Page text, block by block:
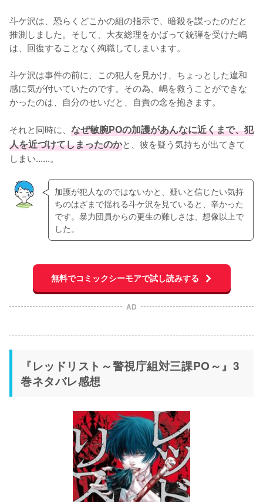
斗ケ沢は、恐らくどこかの組の指示で、暗殺を謀ったのだと
推測しました。そして、大友総理をかばって銃弾を受けた嶋
は、回復することなく殉職してしまいます。
斗ケ沢は事件の前に、この犯人を見かけ、ちょっとした違和
感に気が付いていたのです。その為、嶋を救うことができな
かったのは、自分のせいだと、自責の念を抱きます。
それと同時に、 なぜ敏腕POの加護があんなに近くまで、犯
人を近づけてしまったのかと、彼を疑う気持ちが出てきて
しまい......。
加護が犯人なのではないかと、疑いと信じたい気持
ちのはざまで揺れる斗ケ沢を見ていると、辛かった
です。暴力団員からの更生の難しさは、想像以上で
した。
無料でコミックシーモアで試し読みする
AD
『レッドリスト～警視庁組対三課PO～』3
巻ネタバレ感想